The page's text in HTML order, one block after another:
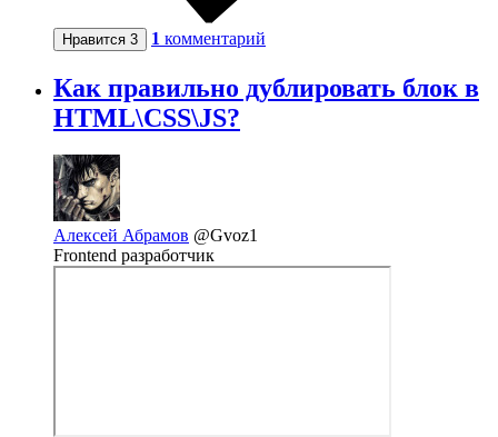
Нравится 3 1 комментарий
Как правильно дублировать блок в
HTML\CSS\JS?
Алексей Абрамов @Gvoz1
Frontend разработчик